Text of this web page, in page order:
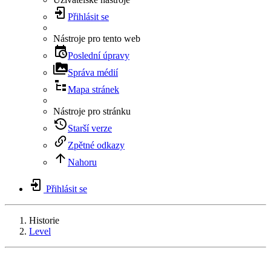
Přihlásit se
Nástroje pro tento web
Poslední úpravy
Správa médií
Mapa stránek
Nástroje pro stránku
Starší verze
Zpětné odkazy
Nahoru
Přihlásit se
Historie
Level